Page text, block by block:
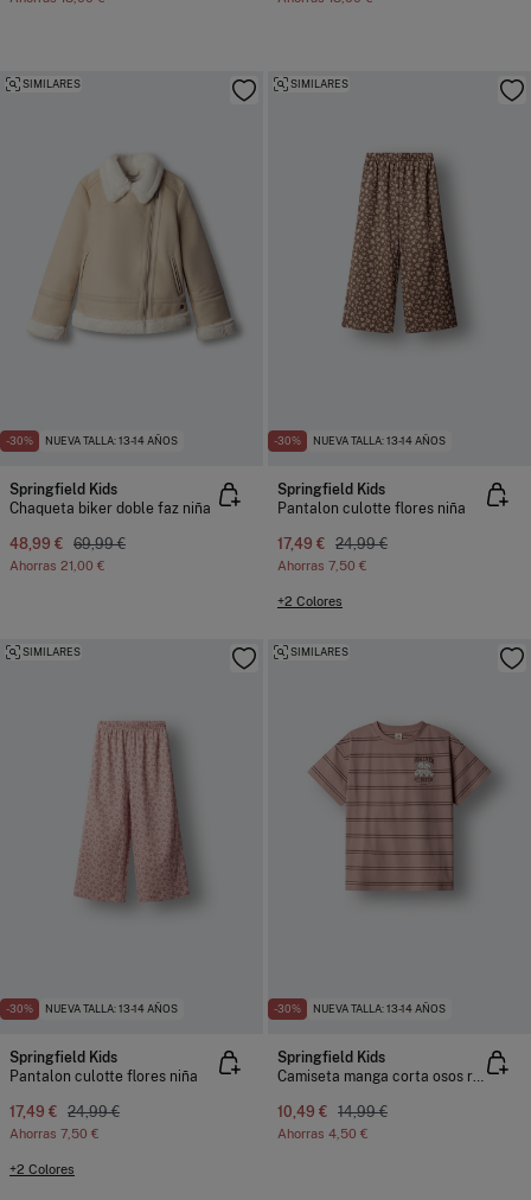
-30% NUEVA TALLA: 13-14 AÑOS
SIMILARES
Springfield Kids
Chaqueta biker doble faz niña
48,99 € 69,99 €
Ahorras 21,00 €
-30% NUEVA TALLA: 13-14 AÑOS
SIMILARES
Springfield Kids
Pantalon culotte flores niña
17,49 € 24,99 €
Ahorras 7,50 €
+2 Colores
-30% NUEVA TALLA: 13-14 AÑOS
SIMILARES
Springfield Kids
Pantalon culotte flores niña
17,49 € 24,99 €
Ahorras 7,50 €
+2 Colores
-30% NUEVA TALLA: 13-14 AÑOS
SIMILARES
Springfield Kids
Camiseta manga corta osos rayas niña
10,49 € 14,99 €
Ahorras 4,50 €